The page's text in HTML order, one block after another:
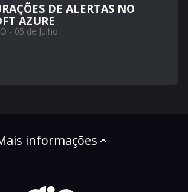
DE ALERTAS NO
AZURE
- 05 de Julho
informações